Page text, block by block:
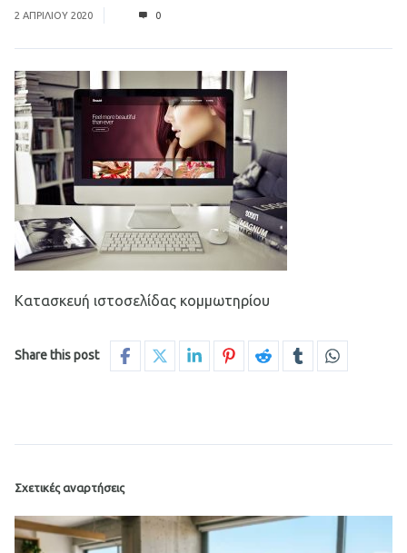
2 ΑΠΡΙΛΊΟΥ 2020 0
Κατασκευή ιστοσελίδας κομμωτηρίου
Share this post
Σχετικές αναρτήσεις